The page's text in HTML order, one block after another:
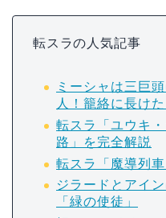
転スラの人気記事
ミーシャは三巨
人！籠絡に長け
転スラ「ユウキ
路」を完全解説
転スラ「魔導列
ジラードとアイ
「緑の使徒」